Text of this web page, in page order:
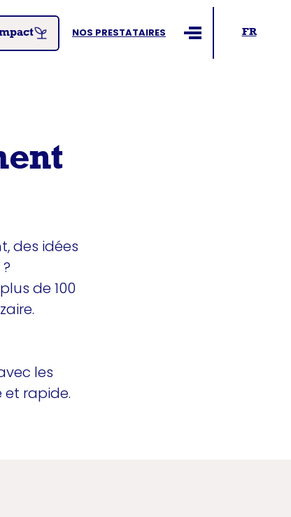
NOS PRESTATAIRES Ouvrir le menu
FR
des idées
de 100
les
rapide.